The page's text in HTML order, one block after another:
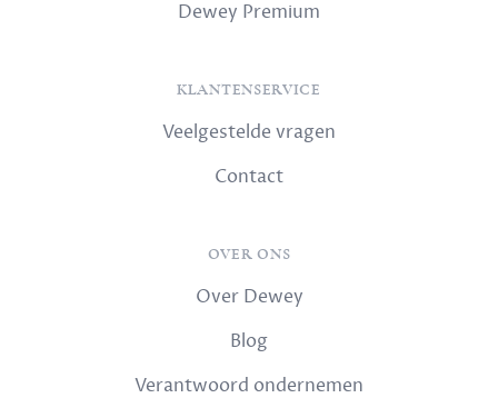
Dewey Premium
KLANTENSERVICE
Veelgestelde vragen
Contact
OVER ONS
Over Dewey
Blog
Verantwoord ondernemen